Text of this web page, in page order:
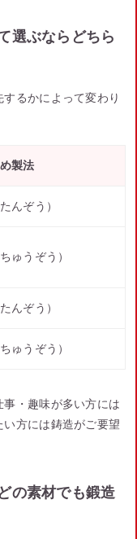
選ぶならどちら
るかによって変わり
製法
んぞう）
ゅうぞう）
んぞう）
ゅうぞう）
・趣味が多い方には
方には鋳造がご要望
の素材でも鍛造